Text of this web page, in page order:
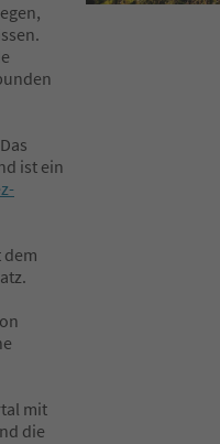
ist ein
dem
mit
die